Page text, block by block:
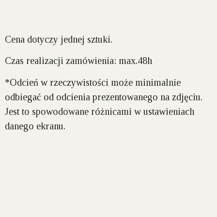
Cena dotyczy jednej sztuki.
Czas realizacji zamówienia: max.48h
*Odcień w rzeczywistości może minimalnie
odbiegać od odcienia prezentowanego na zdjęciu.
Jest to spowodowane różnicami w ustawieniach
danego ekranu.